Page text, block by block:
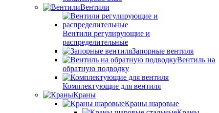
Вентили
Вентили регулирующие и
распределительные
Запорные вентиля
Вентиль на
обратную подводку
Комплектующие для вентиля
Краны
Краны шаровые